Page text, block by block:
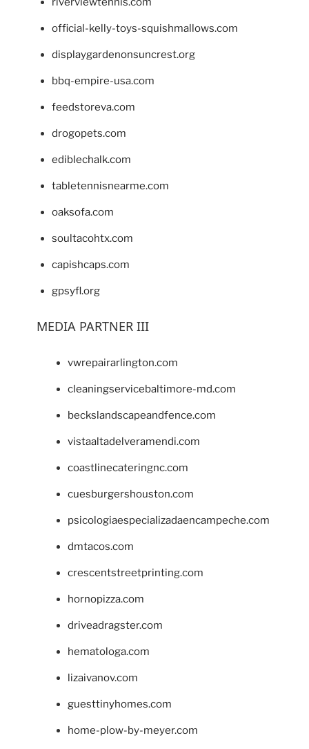
official-kelly-toys-squishmallows.com
displaygardenonsuncrest.org
bbq-empire-usa.com
feedstoreva.com
drogopets.com
ediblechalk.com
tabletennisnearme.com
oaksofa.com
soultacohtx.com
capishcaps.com
gpsyfl.org
MEDIA PARTNER III
vwrepairarlington.com
cleaningservicebaltimore-md.com
beckslandscapeandfence.com
vistaaltadelveramendi.com
coastlinecateringnc.com
cuesburgershouston.com
psicologiaespecializadaencampeche.com
dmtacos.com
crescentstreetprinting.com
hornopizza.com
driveadragster.com
hematologa.com
lizaivanov.com
guesttinyhomes.com
home-plow-by-meyer.com